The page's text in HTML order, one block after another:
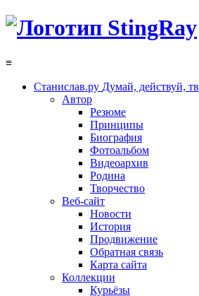
≡
Станислав.ру Думай, действуй,
Автор
Резюме
Принципы
Биография
Фотоальбом
Видеоархив
Родина
Творчество
Веб-сайт
Новости
История
Продвижение
Обратная связь
Карта сайта
Коллекции
Курьёзы